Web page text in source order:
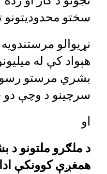
سختو محدودیتونو
نړیوالو
هېواد کې له
بشري مرستو
سرچینو د وچې
او
د ملګرو ملتونو
همغږې کوونکې